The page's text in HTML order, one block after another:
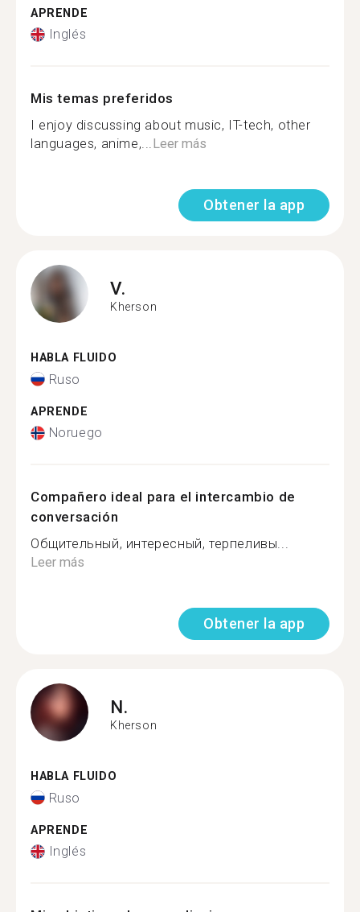
APRENDE
Inglés
Mis temas preferidos
I enjoy discussing about music, IT-tech, other
languages, anime,...Leer más
Obtener la app
V.
Kherson
HABLA FLUIDO
Ruso
APRENDE
Noruego
Compañero ideal para el intercambio de
conversación
Общительный, интересный, терпеливы...
Leer más
Obtener la app
N.
Kherson
HABLA FLUIDO
Ruso
APRENDE
Inglés